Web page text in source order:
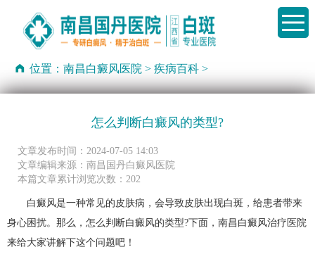
位置：南昌白癜风医院 >疾病百科 >
怎么判断白癜风的类型?
文章发布时间：2024-07-05 14:03
文章编辑来源：南昌国丹白癜风医院
本篇文章累计浏览次数：202
白癜风是一种常见的皮肤病，会导致皮肤出现白斑，给患者带来
身心困扰。那么，怎么判断白癜风的类型?下面，南昌白癜风治疗医院
来给大家讲解下这个问题吧！